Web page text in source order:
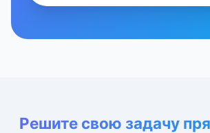
Решите свою задачу